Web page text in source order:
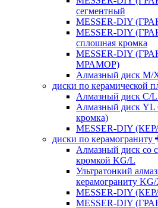
сегментный
MESSER-DIY
MESSER-DIY
сплошная кромка
MESSER-DIY
МРАМОР)
Алмазный диск M/
диски по керамической
Алмазный диск C/
Алмазный диск YL
кромка)
MESSER-DIY
диски по керамограниту
Алмазный диск со
кромкой KG/L
Ультратонкий
керамограниту
MESSER-DIY
MESSER-DIY